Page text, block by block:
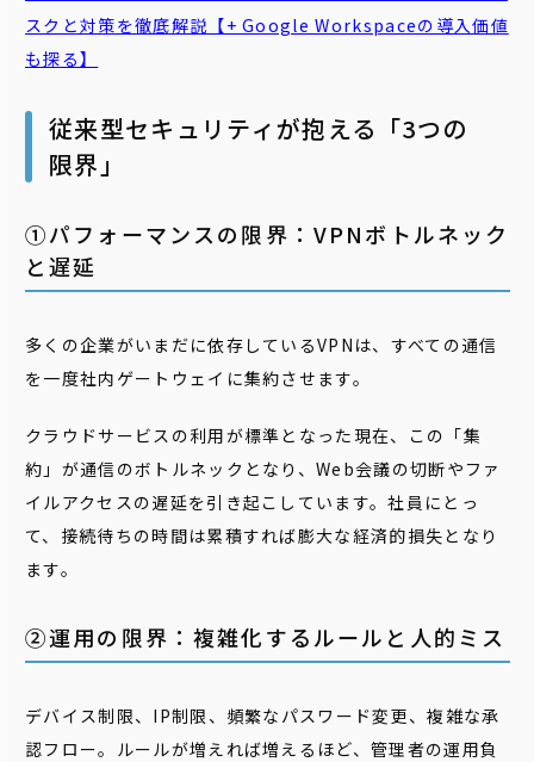
スクと対策を徹底解説【+ Google Workspaceの導入価値
も探る】
従来型セキュリティが抱える「3つの
限界」
①パフォーマンスの限界：VPNボトルネック
と遅延
多くの企業がいまだに依存しているVPNは、すべての通信
を一度社内ゲートウェイに集約させます。
クラウドサービスの利用が標準となった現在、この「集
約」が通信のボトルネックとなり、Web会議の切断やファ
イルアクセスの遅延を引き起こしています。社員にとっ
て、接続待ちの時間は累積すれば膨大な経済的損失となり
ます。
②運用の限界：複雑化するルールと人的ミス
デバイス制限、IP制限、頻繁なパスワード変更、複雑な承
認フロー。ルールが増えれば増えるほど、管理者の運用負